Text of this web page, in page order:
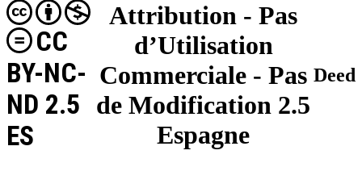
Attribution - Pas
d’Utilisation
Commerciale - Pas
de Modification 2.5
Espagne
CC
BY-NC-
ND 2.5
ES
Deed